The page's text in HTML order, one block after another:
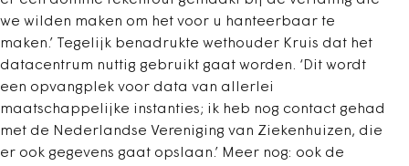
we wilden maken om het voor u hanteerbaar te
maken.’ Tegelijk benadrukte wethouder Kruis dat het
datacentrum nuttig gebruikt gaat worden. ‘Dit wordt
een opvangplek voor data van allerlei
maatschappelijke instanties; ik heb nog contact gehad
met de Nederlandse Vereniging van Ziekenhuizen, die
er ook gegevens gaat opslaan.’ Meer nog: ook de